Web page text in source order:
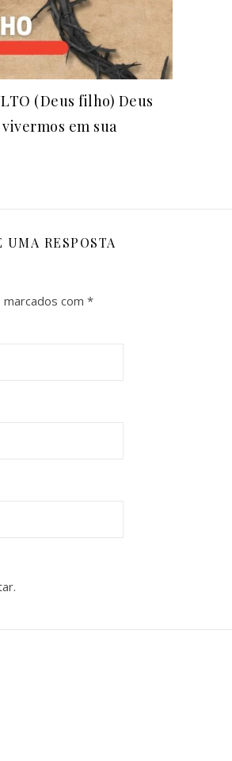
(Deus filho) Deus
em sua
UMA RESPOSTA
com *